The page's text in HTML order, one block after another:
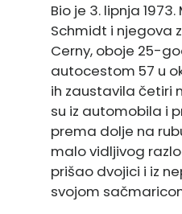
Bio je 3. lipnja
Schmidt i njegova
Cerny, oboje 25-
autocestom 57 u
ih zaustavila četiri
su iz automobila i
prema dolje na
malo vidljivog
prišao dvojici i iz
svojom